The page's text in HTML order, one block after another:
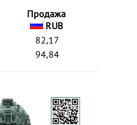
Продажа
RUB
82,17
94,84